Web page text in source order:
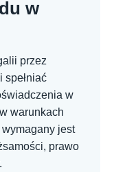
w
przez
spełniać
w
warunkach
jest
prawo